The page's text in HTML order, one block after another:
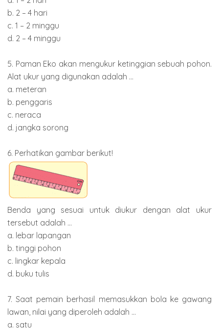
b. 2 – 4 hari
c. 1 – 2 minggu
d. 2 – 4 minggu
5. Paman Eko akan mengukur ketinggian sebuah pohon.
Alat ukur yang digunakan adalah ...
a. meteran
b. penggaris
c. neraca
d. jangka sorong
6. Perhatikan gambar berikut!
Benda yang sesuai untuk diukur dengan alat ukur
tersebut adalah ...
a. lebar lapangan
b. tinggi pohon
c. lingkar kepala
d. buku tulis
7. Saat pemain berhasil memasukkan bola ke gawang
lawan, nilai yang diperoleh adalah ...
a. satu